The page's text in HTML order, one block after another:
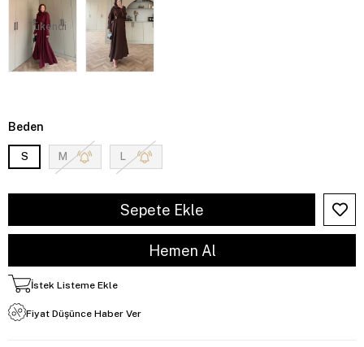
Tükendi
Beden
S M L
İstek Listeme Ekle
Fiyat Düşünce Haber Ver